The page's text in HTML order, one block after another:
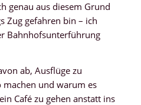
genau aus diesem Grund
Zug gefahren bin – ich
Bahnhofsunterführung
ab, Ausflüge zu
und warum es
Café zu gehen anstatt ins